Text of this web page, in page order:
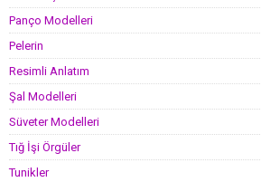
Panço Modelleri
Pelerin
Resimli Anlatım
Şal Modelleri
Süveter Modelleri
Tığ İşi Örgüler
Tunikler